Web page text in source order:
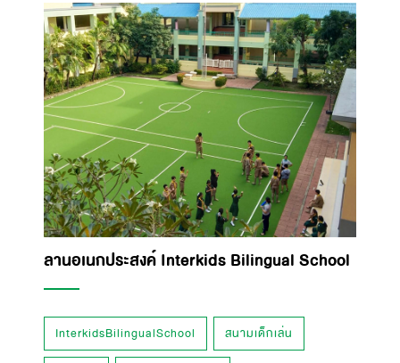
ลานอเนกประสงค์ Interkids Bilingual School
InterkidsBilingualSchool สนามเด็กเล่น